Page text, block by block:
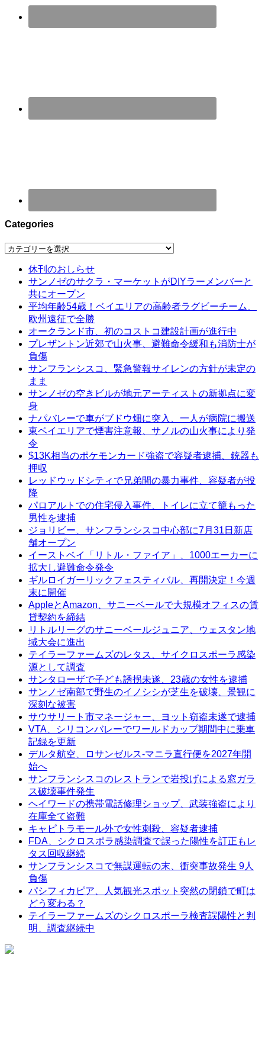
Categories
Categories
休刊のおしらせ
サンノゼのサクラ・マーケットがDIYラーメンバーと
共にオープン
平均年齢54歳！ベイエリアの高齢者ラグビーチーム、
欧州遠征で全勝
オークランド市、初のコストコ建設計画が進行中
プレザントン近郊で山火事、避難命令緩和も消防士が
負傷
サンフランシスコ、緊急警報サイレンの方針が未定の
まま
サンノゼの空きビルが地元アーティストの新拠点に変
身
ナパバレーで車がブドウ畑に突入、一人が病院に搬送
東ベイエリアで煙害注意報、サノルの山火事により発
令
$13K相当のポケモンカード強盗で容疑者逮捕、銃器も
押収
レッドウッドシティで兄弟間の暴力事件、容疑者が投
降
パロアルトでの住宅侵入事件、トイレに立て籠もった
男性を逮捕
ジョリビー、サンフランシスコ中心部に7月31日新店
舗オープン
イーストベイ「リトル・ファイア」、1000エーカーに
拡大し避難命令発令
ギルロイガーリックフェスティバル、再開決定！今週
末に開催
AppleとAmazon、サニーベールで大規模オフィスの賃
貸契約を締結
リトルリーグのサニーベールジュニア、ウェスタン地
域大会に進出
テイラーファームズのレタス、サイクロスポーラ感染
源として調査
サンタローザで子ども誘拐未遂、23歳の女性を逮捕
サンノゼ南部で野生のイノシシが芝生を破壊、景観に
深刻な被害
サウサリート市マネージャー、ヨット窃盗未遂で逮捕
VTA、シリコンバレーでワールドカップ期間中に乗車
記録を更新
デルタ航空、ロサンゼルス-マニラ直行便を2027年開
始へ
サンフランシスコのレストランで岩投げによる窓ガラ
ス破壊事件発生
ヘイワードの携帯電話修理ショップ、武装強盗により
在庫全て盗難
キャピトラモール外で女性刺殺、容疑者逮捕
FDA、シクロスポラ感染調査で誤った陽性を訂正もレ
タス回収継続
サンフランシスコで無謀運転の末、衝突事故発生 9人
負傷
パシフィカピア、人気観光スポット突然の閉鎖で町は
どう変わる？
テイラーファームズのシクロスポーラ検査誤陽性と判
明、調査継続中